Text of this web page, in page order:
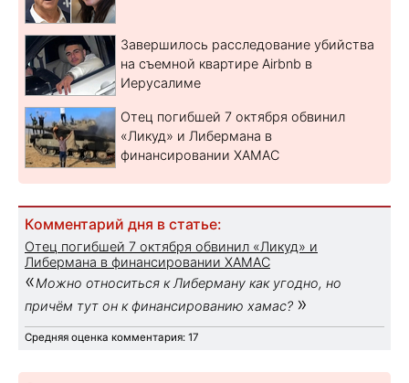
Завершилось расследование убийства
на съемной квартире Airbnb в
Иерусалиме
Отец погибшей 7 октября обвинил
«Ликуд» и Либермана в
финансировании ХАМАС
Комментарий дня в статье:
Отец погибшей 7 октября обвинил «Ликуд» и
Либермана в финансировании ХАМАС
«Можно относиться к Либерману как угодно, но
причём тут он к финансированию хамас? »
Средняя оценка комментария: 17